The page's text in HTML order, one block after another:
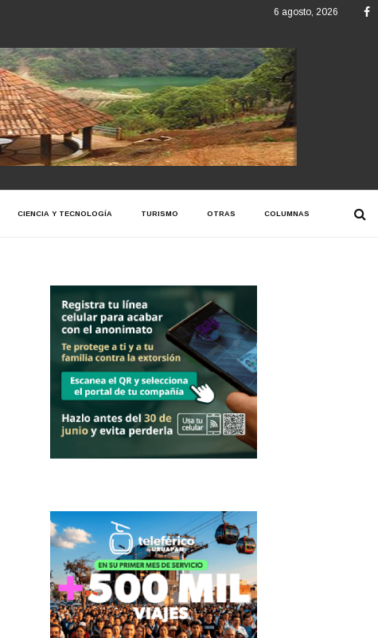
6 agosto, 2026
CIENCIA Y TECNOLOGÍA TURISMO OTRAS COLUMNAS